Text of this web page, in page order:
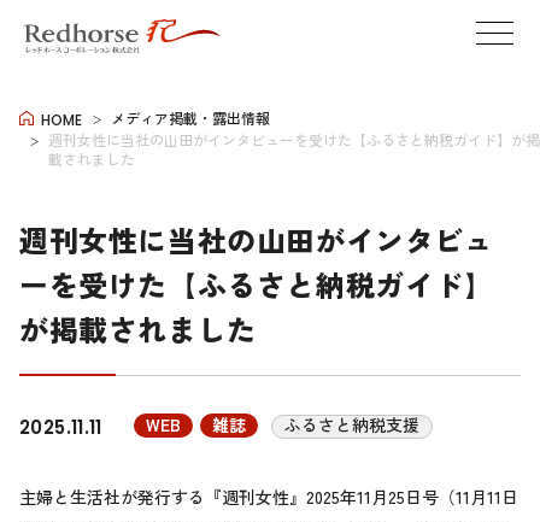
HOME
メディア掲載・露出情報
週刊女性に当社の山田がインタビューを受けた【ふるさと納税ガイド】が掲
載されました
週刊女性に当社の山田がインタビュ
ーを受けた【ふるさと納税ガイド】
が掲載されました
2025.11.11 WEB 雑誌 ふるさと納税支援
主婦と生活社が発行する『週刊女性』2025年11月25日号（11月11日